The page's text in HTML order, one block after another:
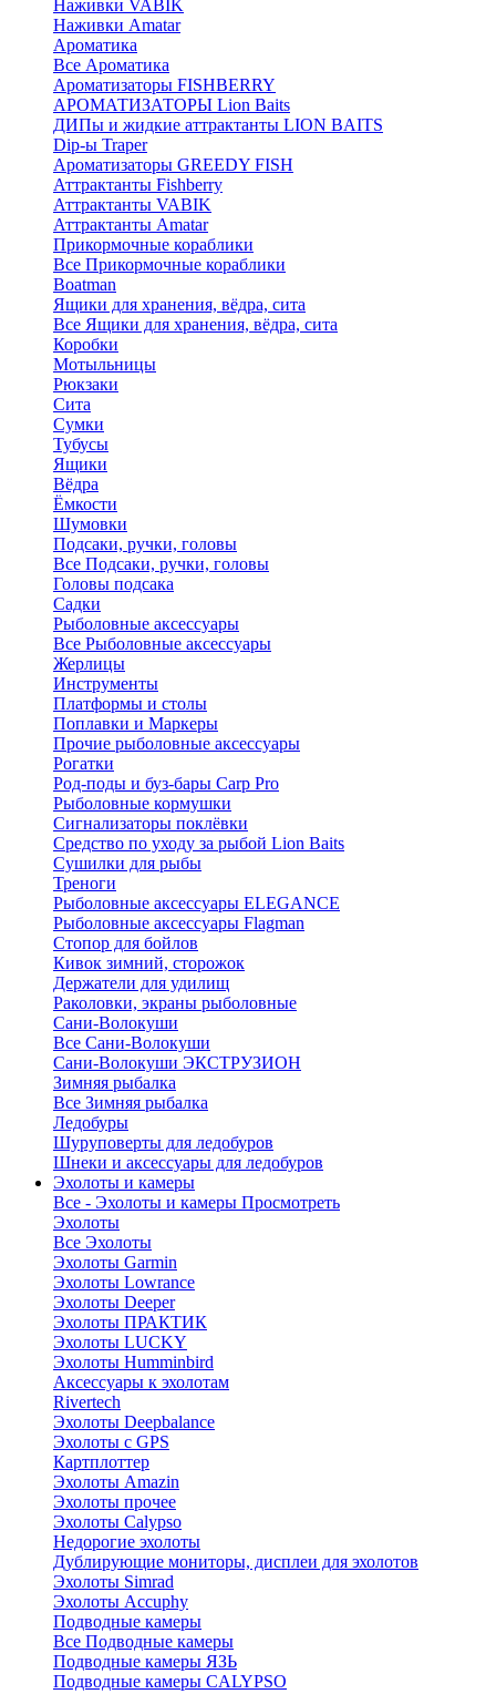
Наживки VABIK
Наживки Amatar
Ароматика
Все Ароматика
Ароматизаторы FISHBERRY
АРОМАТИЗАТОРЫ Lion Baits
ДИПы и жидкие аттрактанты LION BAITS
Dip-ы Traper
Ароматизаторы GREEDY FISH
Аттрактанты Fishberry
Аттрактанты VABIK
Аттрактанты Amatar
Прикормочные кораблики
Все Прикормочные кораблики
Boatman
Ящики для хранения, вёдра, сита
Все Ящики для хранения, вёдра, сита
Коробки
Мотыльницы
Рюкзаки
Сита
Сумки
Тубусы
Ящики
Вёдра
Ёмкости
Шумовки
Подсаки, ручки, головы
Все Подсаки, ручки, головы
Головы подсака
Садки
Рыболовные аксессуары
Все Рыболовные аксессуары
Жерлицы
Инструменты
Платформы и столы
Поплавки и Маркеры
Прочие рыболовные аксессуары
Рогатки
Род-поды и буз-бары Carp Pro
Рыболовные кормушки
Сигнализаторы поклёвки
Средство по уходу за рыбой Lion Baits
Сушилки для рыбы
Треноги
Рыболовные аксессуары ELEGANCE
Рыболовные аксессуары Flagman
Стопор для бойлов
Кивок зимний, сторожок
Держатели для удилищ
Раколовки, экраны рыболовные
Сани-Волокуши
Все Сани-Волокуши
Сани-Волокуши ЭКСТРУЗИОН
Зимняя рыбалка
Все Зимняя рыбалка
Ледобуры
Шуруповерты для ледобуров
Шнеки и аксессуары для ледобуров
Эхолоты и камеры
Все - Эхолоты и камеры Просмотреть
Эхолоты
Все Эхолоты
Эхолоты Garmin
Эхолоты Lowrance
Эхолоты Deeper
Эхолоты ПРАКТИК
Эхолоты LUCKY
Эхолоты Humminbird
Аксессуары к эхолотам
Rivertech
Эхолоты Deepbalance
Эхолоты с GPS
Картплоттер
Эхолоты Amazin
Эхолоты прочее
Эхолоты Calypso
Недорогие эхолоты
Дублирующие мониторы, дисплеи для эхолотов
Эхолоты Simrad
Эхолоты Accuphy
Подводные камеры
Все Подводные камеры
Подводные камеры ЯЗЬ
Подводные камеры CALYPSO